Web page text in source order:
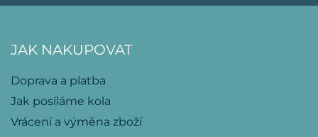
JAK NAKUPOVAT
Doprava a platba
Jak posíláme kola
Vrácení a výměna zboží